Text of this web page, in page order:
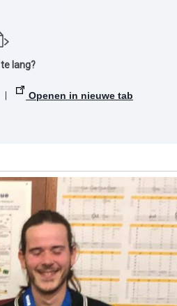
lang?
Openen in nieuwe tab